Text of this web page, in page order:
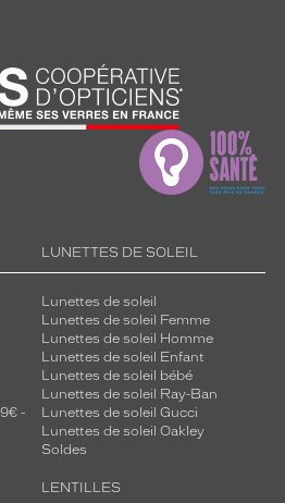
-
LUNETTES DE SOLEIL
Lunettes de soleil
Lunettes de soleil Femme
Lunettes de soleil Homme
Lunettes de soleil Enfant
Lunettes de soleil bébé
Lunettes de soleil Ray-Ban
Lunettes de soleil Gucci
Lunettes de soleil Oakley
Soldes
LENTILLES